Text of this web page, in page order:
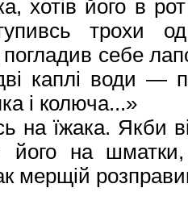
хотів його в
трохи
себе
каплі води —
і колюча...»
на їжака. Якби
його на
мерщій